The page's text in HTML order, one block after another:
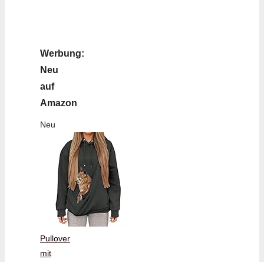
Werbung:
Neu
auf
Amazon
Neu
Pullover
mit